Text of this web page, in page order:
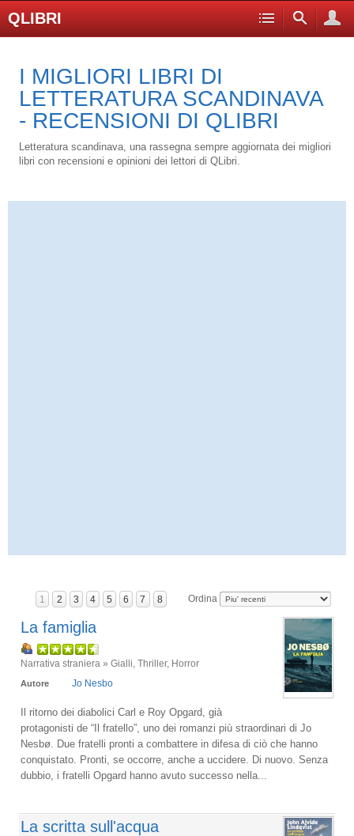
QLIBRI
I MIGLIORI LIBRI DI
LETTERATURA SCANDINAVA
- RECENSIONI DI QLIBRI
Letteratura scandinava, una rassegna sempre aggiornata dei migliori
libri con recensioni e opinioni dei lettori di QLibri.
1 2 3 4 5 6 7 8 Ordina
La famiglia
Narrativa straniera » Gialli, Thriller, Horror
Autore Jo Nesbo
Il ritorno dei diabolici Carl e Roy Opgard, già
protagonisti de “Il fratello”, uno dei romanzi più straordinari di Jo
Nesbø. Due fratelli pronti a combattere in difesa di ciò che hanno
conquistato. Pronti, se occorre, anche a uccidere. Di nuovo. Senza
dubbio, i fratelli Opgard hanno avuto successo nella...
La scritta sull'acqua